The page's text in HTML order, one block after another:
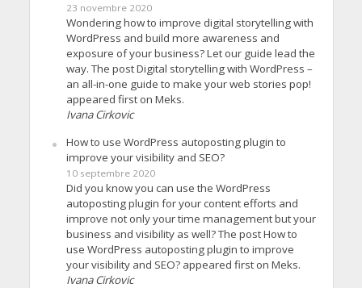
23 novembre 2020
Wondering how to improve digital storytelling with
WordPress and build more awareness and
exposure of your business? Let our guide lead the
way. The post Digital storytelling with WordPress –
an all-in-one guide to make your web stories pop!
appeared first on Meks.
Ivana Cirkovic
How to use WordPress autoposting plugin to
improve your visibility and SEO?
10 septembre 2020
Did you know you can use the WordPress
autoposting plugin for your content efforts and
improve not only your time management but your
business and visibility as well? The post How to
use WordPress autoposting plugin to improve
your visibility and SEO? appeared first on Meks.
Ivana Cirkovic